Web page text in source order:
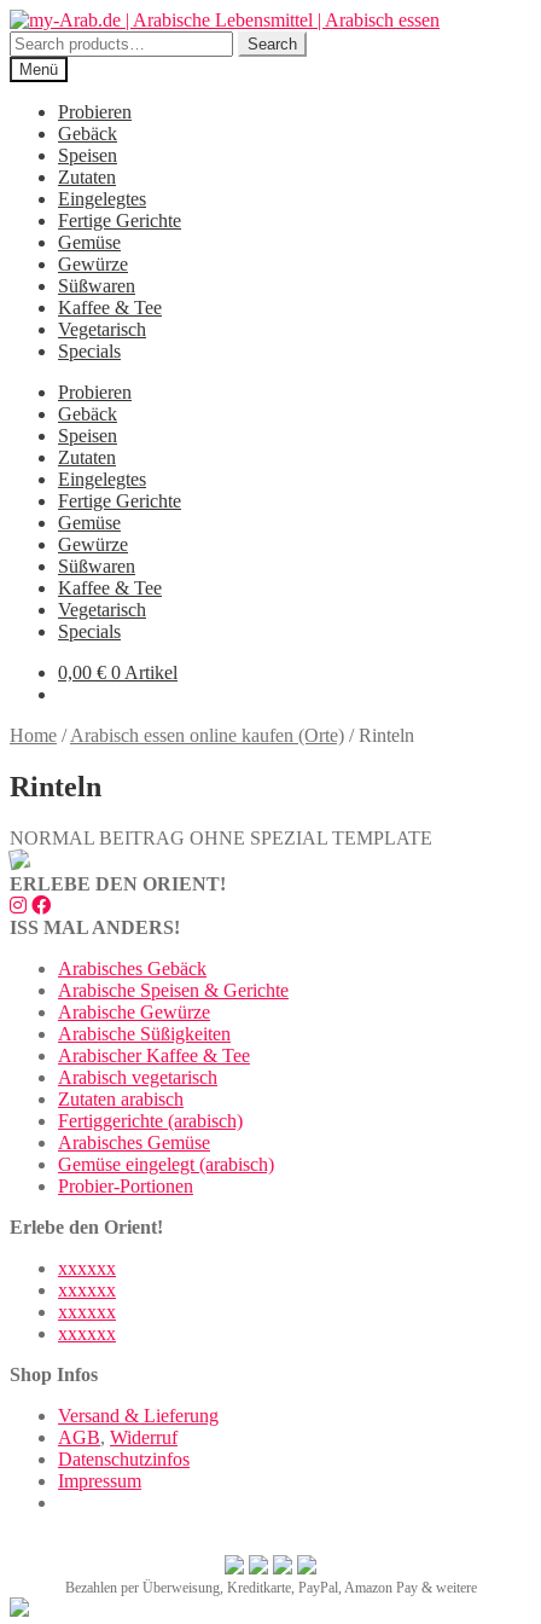
Zur
Navigation
springen
Zum
Inhalt
springen
Search
for:
Search
Menü
Probieren
Gebäck
Speisen
Zutaten
Eingelegtes
Fertige Gerichte
Gemüse
Gewürze
Süßwaren
Kaffee & Tee
Vegetarisch
Specials
Probieren
Gebäck
Speisen
Zutaten
Eingelegtes
Fertige Gerichte
Gemüse
Gewürze
Süßwaren
Kaffee & Tee
Vegetarisch
Specials
0,00 € 0 Artikel
Home /Arabisch essen online kaufen (Orte) /Rinteln
Rinteln
NORMAL BEITRAG OHNE SPEZIAL TEMPLATE
ERLEBE DEN ORIENT!
ISS MAL ANDERS!
Arabisches Gebäck
Arabische Speisen & Gerichte
Arabische Gewürze
Arabische Süßigkeiten
Arabischer Kaffee & Tee
Arabisch vegetarisch
Zutaten arabisch
Fertiggerichte (arabisch)
Arabisches Gemüse
Gemüse eingelegt (arabisch)
Probier-Portionen
Erlebe den Orient!
xxxxxx
xxxxxx
xxxxxx
xxxxxx
Shop Infos
Versand & Lieferung
AGB, Widerruf
Datenschutzinfos
Impressum